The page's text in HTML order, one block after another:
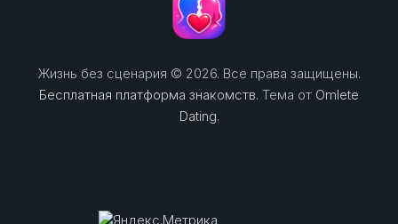
Жизнь без сценария © 2026. Все права защищены.
Бесплатная платформа знакомств. Тема от Omlete
Dating.